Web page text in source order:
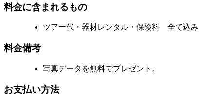
料金に含まれるもの
ツアー代・器材レンタル・保険料 全て込み
料金備考
写真データを無料でプレゼント。
お支払い方法